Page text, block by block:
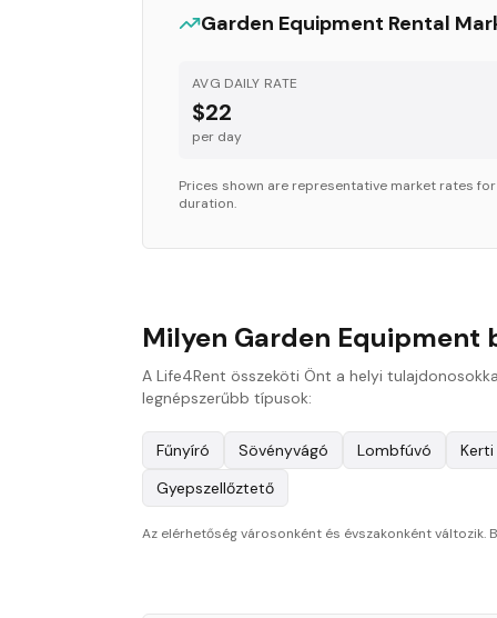
Garden Equipment Rental
AVG DAILY RATE
$22
per day
Prices shown are representative market rates
duration.
Milyen Garden Equipment
A Life4Rent összeköti Önt a helyi
legnépszerűbb típusok:
Fűnyíró Sövényvágó Lombfúvó
Gyepszellőztető
Az elérhetőség városonként és évszakonként változik.